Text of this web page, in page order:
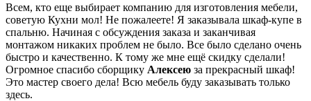
Всем, кто еще выбирает компанию для изготовления мебели,
советую Кухни мол! Не пожалеете! Я заказывала шкаф-купе в
спальню. Начиная с обсуждения заказа и заканчивая
монтажом никаких проблем не было. Все было сделано очень
быстро и качественно. К тому же мне ещё скидку сделали!
Огромное спасибо сборщику Алексею за прекрасный шкаф!
Это мастер своего дела! Всю мебель буду заказывать только
здесь.